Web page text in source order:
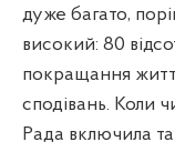
дуже багато,
високий: 80
покращання
сподівань. Коли
Рада включила